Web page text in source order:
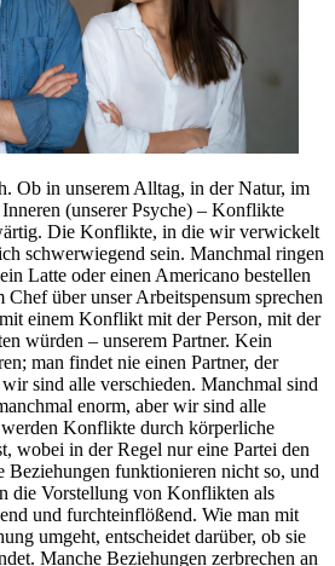
Ob in unserem Alltag, in der Natur, im
(unserer Psyche) – Konflikte
Die Konflikte, in die wir verwickelt
schwerwiegend sein. Manchmal ringen
Latte oder einen Americano bestellen
über unser Arbeitspensum sprechen
einem Konflikt mit der Person, mit der
würden – unserem Partner. Kein
man findet nie einen Partner, der
sind alle verschieden. Manchmal sind
enorm, aber wir sind alle
Konflikte durch körperliche
wobei in der Regel nur eine Partei den
Beziehungen funktionieren nicht so, und
die Vorstellung von Konflikten als
und furchteinflößend. Wie man mit
umgeht, entscheidet darüber, ob sie
Manche Beziehungen zerbrechen an